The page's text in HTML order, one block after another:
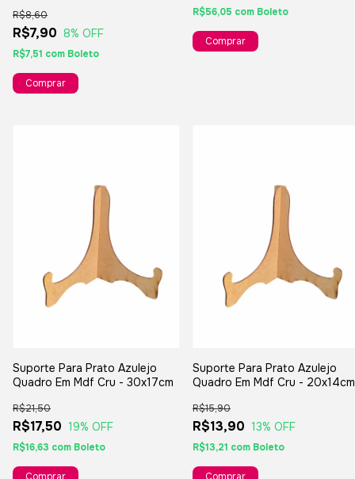
R$7,90
R$8,60
8% OFF
R$7,51 com Boleto
R$56,05 com Boleto
Suporte Para Prato Azulejo
Quadro Em Mdf Cru - 30x17cm
R$17,50
R$21,50
19% OFF
R$16,63 com Boleto
Suporte Para Prato Azulejo
Quadro Em Mdf Cru - 20x14cm
R$13,90
R$15,90
13% OFF
R$13,21 com Boleto